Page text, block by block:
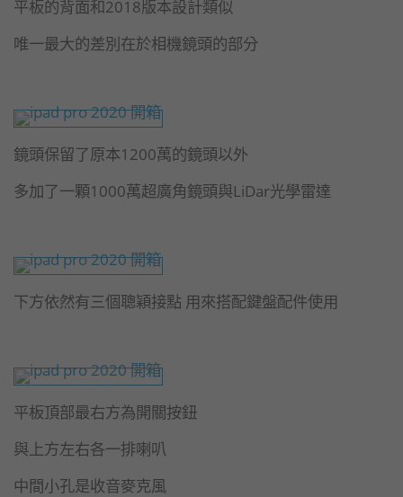
平板的背面和2018版本設計類似
唯一最大的差別在於相機鏡頭的部分
鏡頭保留了原本1200萬的鏡頭以外
多加了一顆1000萬超廣角鏡頭與LiDar光學雷達
下方依然有三個聰穎接點 用來搭配鍵盤配件使用
平板頂部最右方為開關按鈕
與上方左右各一排喇叭
中間小孔是收音麥克風